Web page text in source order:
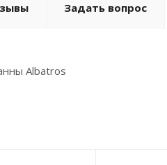
Задать вопрос
Albatros